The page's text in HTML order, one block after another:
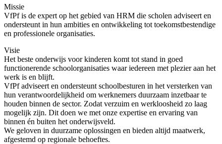
Missie
VfPf is de expert op het gebied van HRM die scholen adviseert en
ondersteunt in hun ambities en ontwikkeling tot toekomstbestendige
en professionele organisaties.
Visie
Het beste onderwijs voor kinderen komt tot stand in goed
functionerende schoolorganisaties waar iedereen met plezier aan het
werk is en blijft.
VfPf adviseert en ondersteunt schoolbesturen in het versterken van
hun verantwoordelijkheid om werknemers duurzaam inzetbaar te
houden binnen de sector. Zodat verzuim en werkloosheid zo laag
mogelijk zijn. Dit doen we met onze expertise en ervaring van
binnen én buiten het onderwijsveld.
We geloven in duurzame oplossingen en bieden altijd maatwerk,
afgestemd op regionale behoeftes.